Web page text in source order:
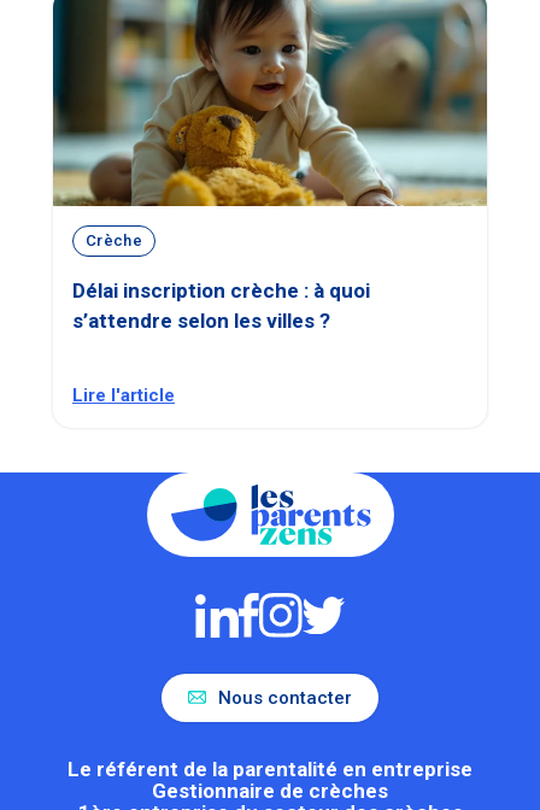
Crèche
Délai inscription crèche : à quoi
s’attendre selon les villes ?
Lire l'article
Nous contacter
Le référent de la parentalité en entreprise
Gestionnaire de crèches